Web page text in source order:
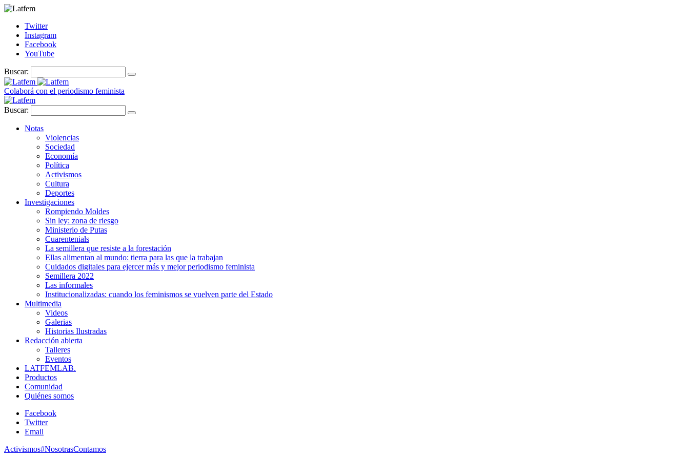
Twitter
Instagram
Facebook
YouTube
Buscar:
Colaborá con el periodismo feminista
Buscar:
Notas
Violencias
Sociedad
Economía
Política
Activismos
Cultura
Deportes
Investigaciones
Rompiendo Moldes
Sin ley: zona de riesgo
Ministerio de Putas
Cuarentenials
La semillera que resiste a la forestación
Ellas alimentan al mundo: tierra para las que la trabajan
Cuidados digitales para ejercer más y mejor periodismo feminista
Semillera 2022
Las informales
Institucionalizadas: cuando los feminismos se vuelven parte del Estado
Multimedia
Videos
Galerias
Historias Ilustradas
Redacción abierta
Talleres
Eventos
LATFEMLAB.
Productos
Comunidad
Quiénes somos
Facebook
Twitter
Email
Activismos#NosotrasContamos